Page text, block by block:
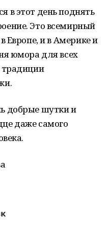
в этот день поднять
Это всемирный
Европе, и в Америке и
юмора для всех
традиции
добрые шутки и
даже самого